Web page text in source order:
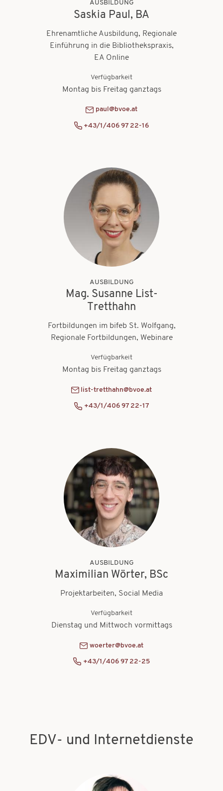
AUSBILDUNG
Saskia Paul, BA
Ehrenamtliche Ausbildung, Regionale
Einführung in die Bibliothekspraxis,
EA Online
Verfügbarkeit
Montag bis Freitag ganztags
paul@bvoe.at
+43/1/406 97 22-16
AUSBILDUNG
Mag. Susanne List-
Tretthahn
Fortbildungen im bifeb St. Wolfgang,
Regionale Fortbildungen, Webinare
Verfügbarkeit
Montag bis Freitag ganztags
list-tretthahn@bvoe.at
+43/1/406 97 22-17
AUSBILDUNG
Maximilian Wörter, BSc
Projektarbeiten, Social Media
Verfügbarkeit
Dienstag und Mittwoch vormittags
woerter@bvoe.at
+43/1/406 97 22-25
EDV- und Internetdienste